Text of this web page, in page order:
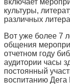
включает
культуры,
различных
Вот уже более 7
общения
отчетном году
аудитории часы
постоянный
воспитанию Дега